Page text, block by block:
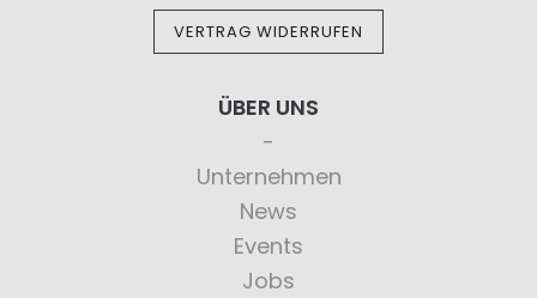
VERTRAG WIDERRUFEN
ÜBER UNS
Unternehmen
News
Events
Jobs